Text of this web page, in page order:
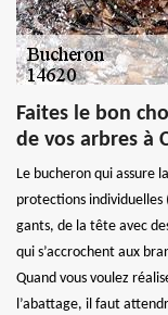
Faites le bon
de vos arbres à
Le bucheron qui assure
protections individuelles
gants, de la tête avec
qui s’accrochent aux
Quand vous voulez
l’abattage, il faut